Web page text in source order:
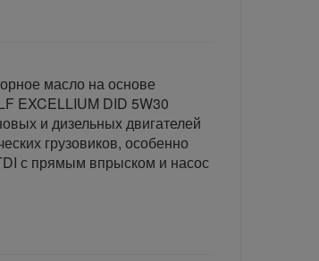
масло на основе
EXCELLIUM DID 5W30
и дизельных двигателей
грузовиков, особенно
с прямым впрыском и насос